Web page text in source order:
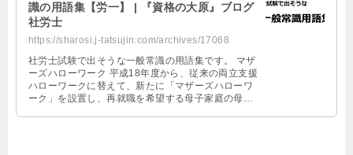
識の用語集【労一】 | 『資格の大原』ブログ
社労士
https://sharosi.j-tatsujin.com/archives/17068
社労士試験で出そうな一般常識の用語集です。 マザ
ーズハローワーク 平成18年度から、従来の両立支援
ハローワークに替えて、新たに「マザーズハローワ
ーク」を設置し、再就職を希望する母子家庭の母